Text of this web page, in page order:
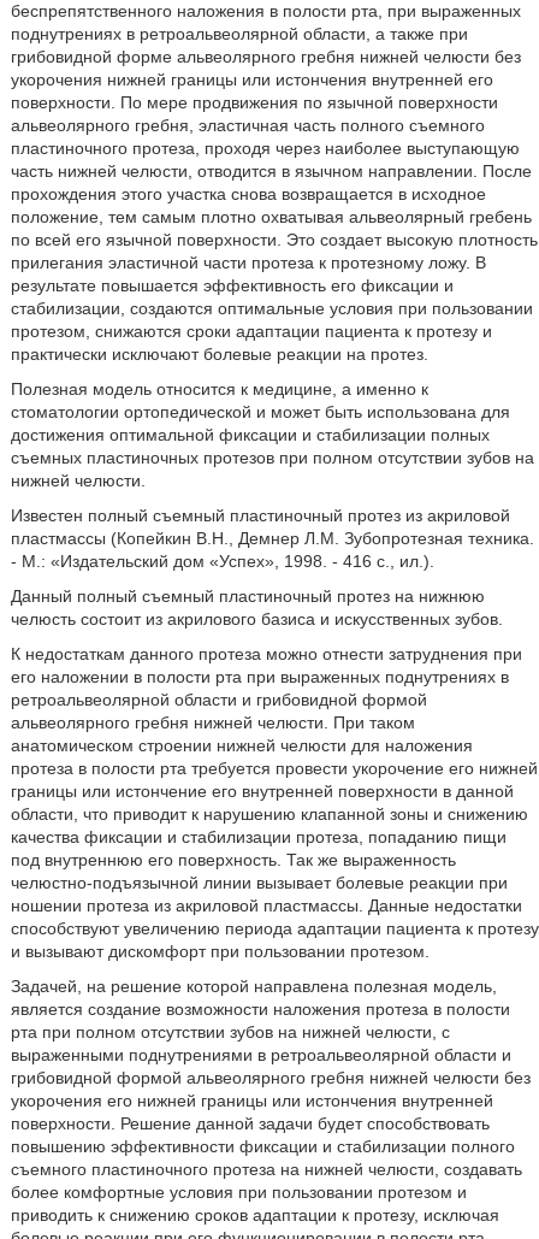
беспрепятственного наложения в полости рта, при выраженных
поднутрениях в ретроальвеолярной области, а также при
грибовидной форме альвеолярного гребня нижней челюсти без
укорочения нижней границы или истончения внутренней его
поверхности. По мере продвижения по язычной поверхности
альвеолярного гребня, эластичная часть полного съемного
пластиночного протеза, проходя через наиболее выступающую
часть нижней челюсти, отводится в язычном направлении. После
прохождения этого участка снова возвращается в исходное
положение, тем самым плотно охватывая альвеолярный гребень
по всей его язычной поверхности. Это создает высокую плотность
прилегания эластичной части протеза к протезному ложу. В
результате повышается эффективность его фиксации и
стабилизации, создаются оптимальные условия при пользовании
протезом, снижаются сроки адаптации пациента к протезу и
практически исключают болевые реакции на протез.
Полезная модель относится к медицине, а именно к
стоматологии ортопедической и может быть использована для
достижения оптимальной фиксации и стабилизации полных
съемных пластиночных протезов при полном отсутствии зубов на
нижней челюсти.
Известен полный съемный пластиночный протез из акриловой
пластмассы (Копейкин В.Н., Демнер Л.М. Зубопротезная техника.
- М.: «Издательский дом «Успех», 1998. - 416 с., ил.).
Данный полный съемный пластиночный протез на нижнюю
челюсть состоит из акрилового базиса и искусственных зубов.
К недостаткам данного протеза можно отнести затруднения при
его наложении в полости рта при выраженных поднутрениях в
ретроальвеолярной области и грибовидной формой
альвеолярного гребня нижней челюсти. При таком
анатомическом строении нижней челюсти для наложения
протеза в полости рта требуется провести укорочение его нижней
границы или истончение его внутренней поверхности в данной
области, что приводит к нарушению клапанной зоны и снижению
качества фиксации и стабилизации протеза, попаданию пищи
под внутреннюю его поверхность. Так же выраженность
челюстно-подъязычной линии вызывает болевые реакции при
ношении протеза из акриловой пластмассы. Данные недостатки
способствуют увеличению периода адаптации пациента к протезу
и вызывают дискомфорт при пользовании протезом.
Задачей, на решение которой направлена полезная модель,
является создание возможности наложения протеза в полости
рта при полном отсутствии зубов на нижней челюсти, с
выраженными поднутрениями в ретроальвеолярной области и
грибовидной формой альвеолярного гребня нижней челюсти без
укорочения его нижней границы или истончения внутренней
поверхности. Решение данной задачи будет способствовать
повышению эффективности фиксации и стабилизации полного
съемного пластиночного протеза на нижней челюсти, создавать
более комфортные условия при пользовании протезом и
приводить к снижению сроков адаптации к протезу, исключая